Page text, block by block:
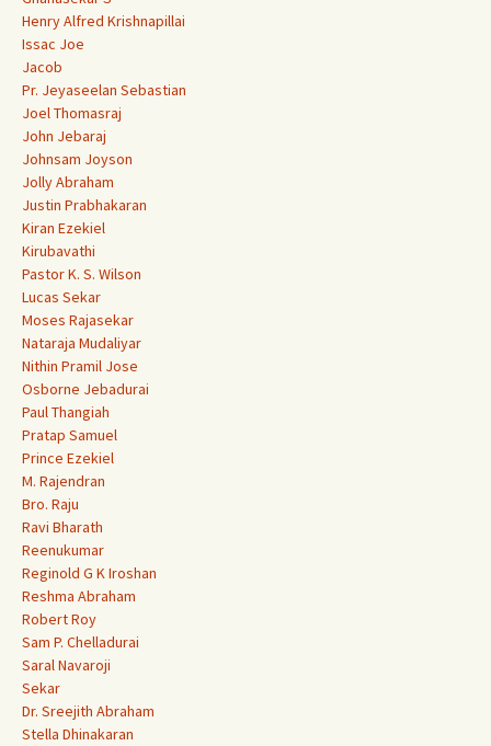
Henry Alfred Krishnapillai
Issac Joe
Jacob
Pr. Jeyaseelan Sebastian
Joel Thomasraj
John Jebaraj
Johnsam Joyson
Jolly Abraham
Justin Prabhakaran
Kiran Ezekiel
Kirubavathi
Pastor K. S. Wilson
Lucas Sekar
Moses Rajasekar
Nataraja Mudaliyar
Nithin Pramil Jose
Osborne Jebadurai
Paul Thangiah
Pratap Samuel
Prince Ezekiel
M. Rajendran
Bro. Raju
Ravi Bharath
Reenukumar
Reginold G K Iroshan
Reshma Abraham
Robert Roy
Sam P. Chelladurai
Saral Navaroji
Sekar
Dr. Sreejith Abraham
Stella Dhinakaran